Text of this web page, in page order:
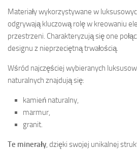
Materiały wykorzystywane w
odgrywają kluczową rolę w kreowaniu
przestrzeni. Charakteryzują się one
designu z nieprzeciętną trwałością.
Wśród najczęściej wybieranych
naturalnych znajdują się:
kamień naturalny,
marmur,
granit.
Te minerały, dzięki swojej unikalnej